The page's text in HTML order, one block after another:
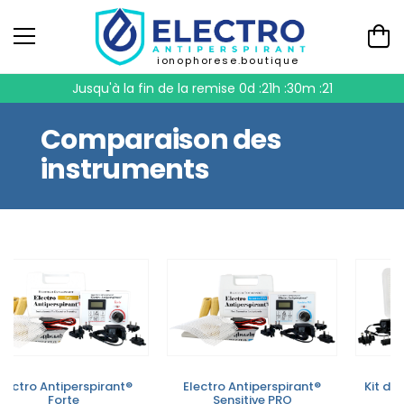
ionophorese.boutique
Jusqu'à la fin de la remise 0d :21h :30m :20
Comparaison des
instruments
Antiperspirant®
Forte
Electro Antiperspirant®
Sensitive PRO
Kit de